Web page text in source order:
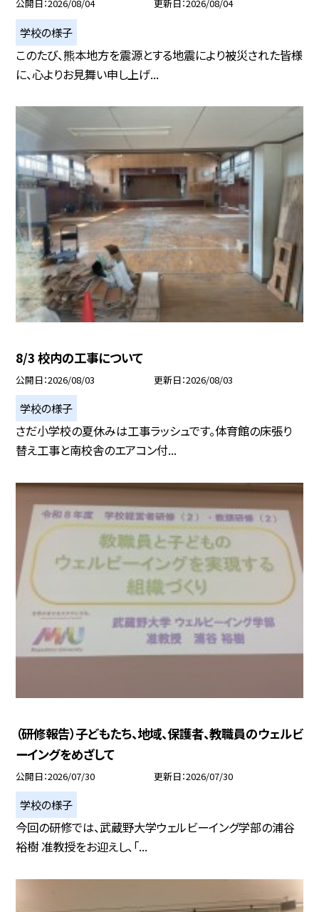
公開日 2026/08/04 更新日 2026/08/04
学校の様子
このたび、熊本地方を震源とする地震により被災された皆様
に、心よりお見舞い申し上げ...
8/3 校内の工事について
公開日 2026/08/03 更新日 2026/08/03
学校の様子
さだ小学校の夏休みは工事ラッシュです。体育館の床張り
替え工事と南校舎のエアコン付...
（研修報告）子どもたち、地域、保護者、教職員のウェルビ
ーイングをめざして
公開日 2026/07/30 更新日 2026/07/30
学校の様子
今回の研修では、武蔵野大学ウェルビーイング学部の浦谷
裕樹 准教授をお迎えし、「...